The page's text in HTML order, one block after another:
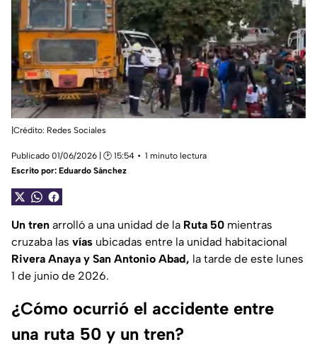
|Crédito: Redes Sociales
Publicado 01/06/2026 | 🕑 15:54
1 minuto lectura
Escrito por: Eduardo Sánchez
Un tren arrolló a una unidad de la Ruta 50 mientras
cruzaba las vías ubicadas entre la unidad habitacional
Rivera Anaya y San Antonio Abad, la tarde de este lunes
1 de junio de 2026.
¿Cómo ocurrió el accidente entre
una ruta 50 y un tren?